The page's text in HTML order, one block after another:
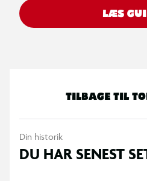
LÆS
TILBAGE TIL
Din historik
DU HAR SENEST